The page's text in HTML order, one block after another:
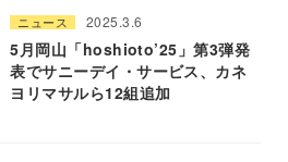
ニュース 2025.3.6
5月岡山「hoshioto’25」第3弾発
表でサニーデイ・サービス、カネ
ヨリマサルら12組追加